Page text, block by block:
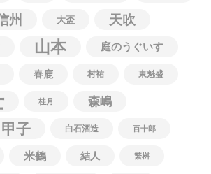
州 大盃 天吹
山本 庭のうぐいす
春鹿 村祐 東魁盛
桂月 森嶋
甲子 白石酒造 百十郎
米鶴 結人 繁桝